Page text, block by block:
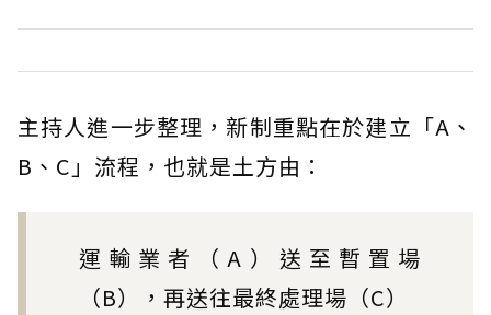
主持人進一步整理，新制重點在於建立「A、
B、C」流程，也就是土方由：
運輸業者（A）送至暫置場
（B），再送往最終處理場（C）